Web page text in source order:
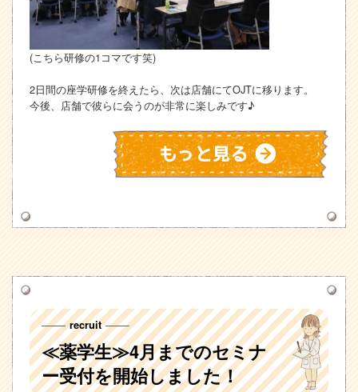
(こちら研修の1コマです笑)
2日間の座学研修を終えたら、次は店舗にてOJTに移ります。
今後、店舗で彼らに会うのが非常に楽しみです♪
recruit
≪薬学生≫4月までのセミナ
ー受付を開始しました！